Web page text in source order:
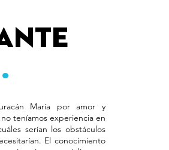
.
María por amor y
teníamos experiencia en
serían los obstáculos
El conocimiento